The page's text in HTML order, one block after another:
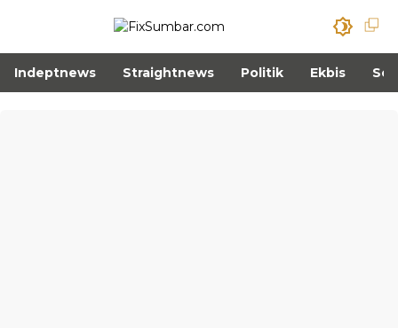
Indeptnews Straightnews Politik Ekbis